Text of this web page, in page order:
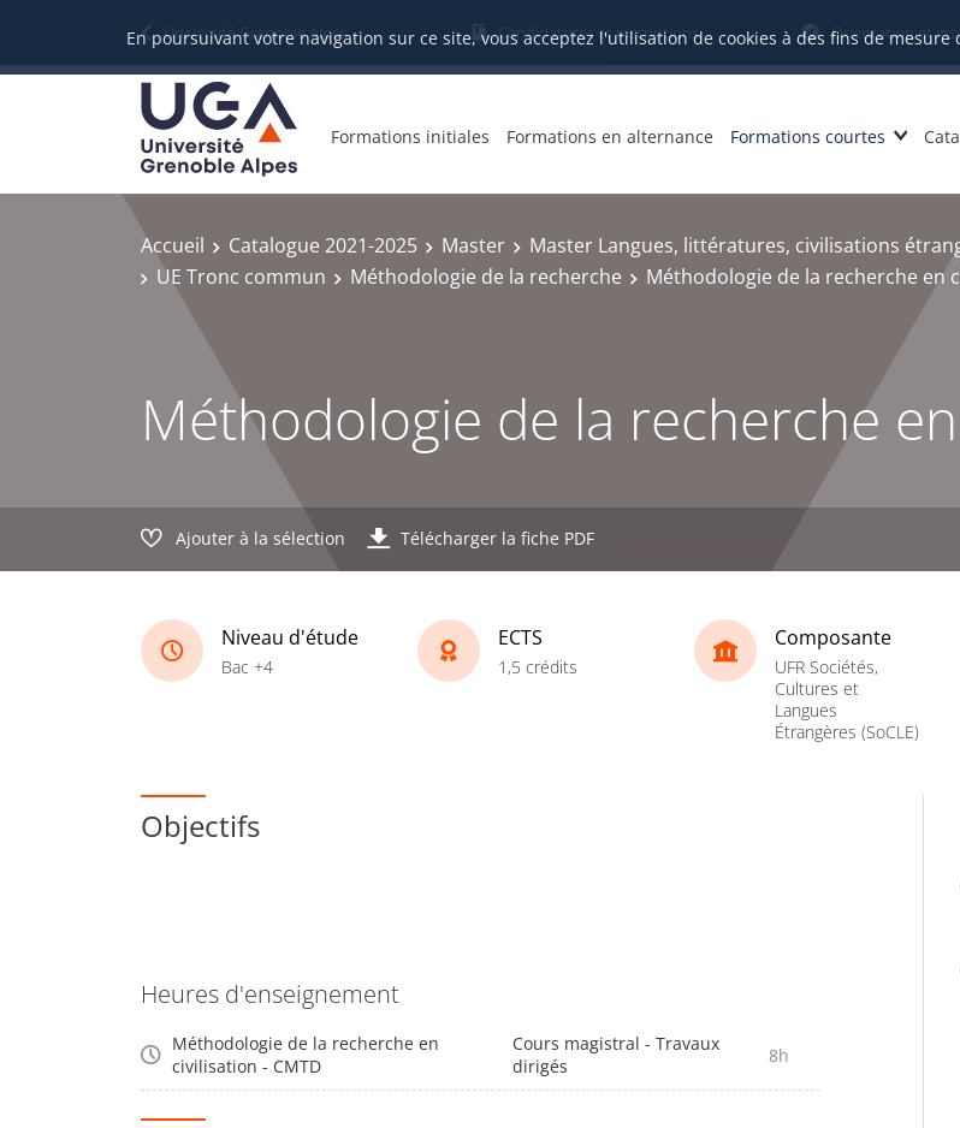
En poursuivant votre navigation sur ce site, vous acceptez l'utilisation de cookies à des fins de
Université Grenoble Alpes Candidatures et inscriptions Orientation et
Formations initiales Formations en alternance Formations courtes
Accueil Catalogue 2021-2025 Master Master Langues, littératures, civilisations
UE Tronc commun
Méthodologie de la recherche Méthodologie de la recherche en
Méthodologie de la recherche
Ajouter à la sélection Télécharger la fiche PDF
Niveau d'étude
Bac +4
ECTS
1,5 crédits
Composante
UFR Sociétés,
Cultures et
Langues
Étrangères (SoCLE)
Objectifs
Heures d'enseignement
Méthodologie de la recherche en
civilisation - CMTD
Cours magistral - Travaux
dirigés
8h